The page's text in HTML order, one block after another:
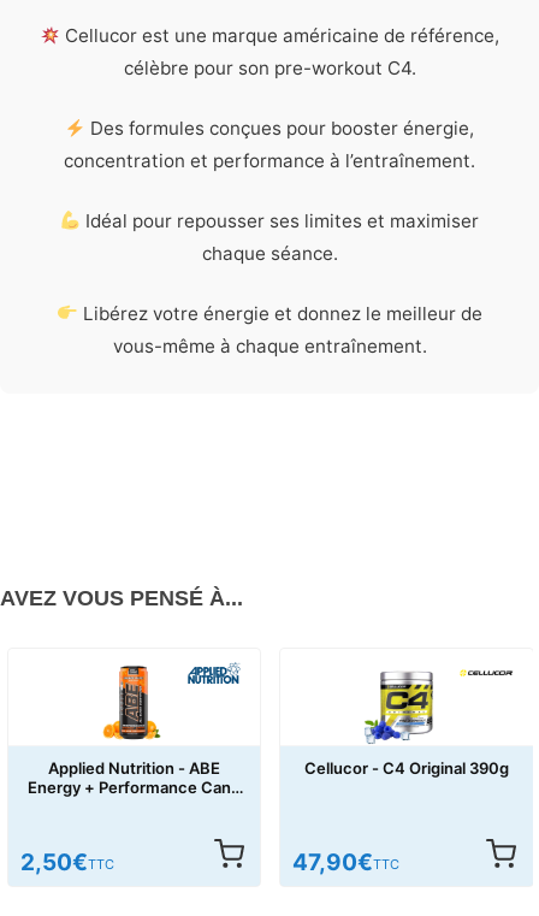
Cellucor est une marque américaine de référence,
célèbre pour son pre-workout C4.
Des formules conçues pour booster énergie,
concentration et performance à l’entraînement.
Idéal pour repousser ses limites et maximiser
chaque séance.
Libérez votre énergie et donnez le meilleur de
vous-même à chaque entraînement.
AVEZ VOUS PENSÉ À...
Cellucor - C4 Original 390g
47,90€TTC
Cellucor - C4 Ultimate Shot
3,00€TTC